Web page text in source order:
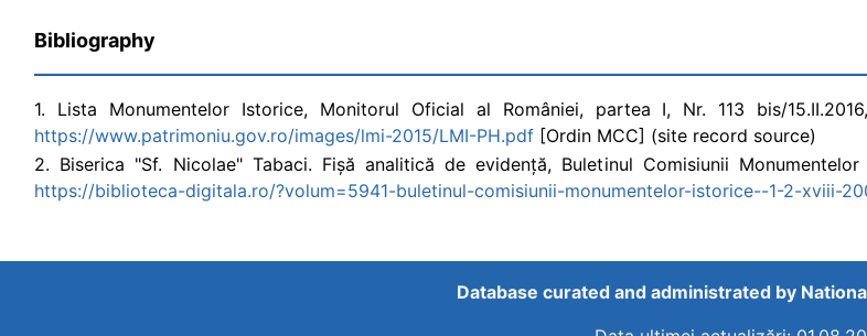
Bibliography
1. Lista Monumentelor Istorice, Monitorul Oficial al României, partea I, Nr. 113 bis/
https://www.patrimoniu.gov.ro/images/lmi-2015/LMI-PH.pdf [Ordin MCC] (site record source)
2. Biserica "Sf. Nicolae" Tabaci. Fișă analitică de evidență, Buletinul Comisiunii
https://biblioteca-digitala.ro/?volum=5941-buletinul-comisiunii-monumentelor-istorice--1-2-xviii-
Database curated and administrated by